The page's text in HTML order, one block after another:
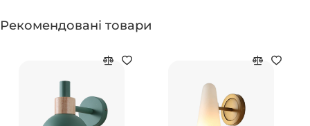
Рекомендовані товари